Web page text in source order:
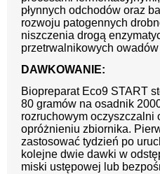
płynnych odchodów oraz
rozwoju patogennych
niszczenia drogą
przetrwalnikowych
DAWKOWANIE:
Biopreparat Eco9 START
80 gramów na osadnik
rozruchowym oczyszczalni
opróżnieniu zbiornika.
zastosować tydzień po
kolejne dwie dawki w
miski ustępowej lub